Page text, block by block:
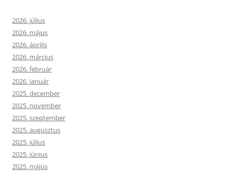
2026. július
2026. május
2026. április
2026. március
2026. február
2026. január
2025. december
2025. november
2025. szeptember
2025. augusztus
2025. július
2025. június
2025. május